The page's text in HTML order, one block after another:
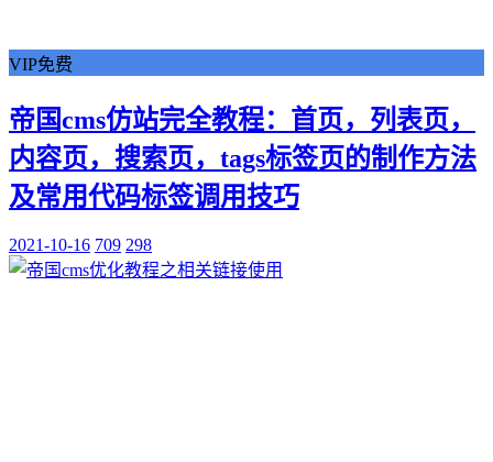
VIP免费
帝国cms仿站完全教程：首页，列表页，
内容页，搜索页，tags标签页的制作方法
及常用代码标签调用技巧
2021-10-16 709 298